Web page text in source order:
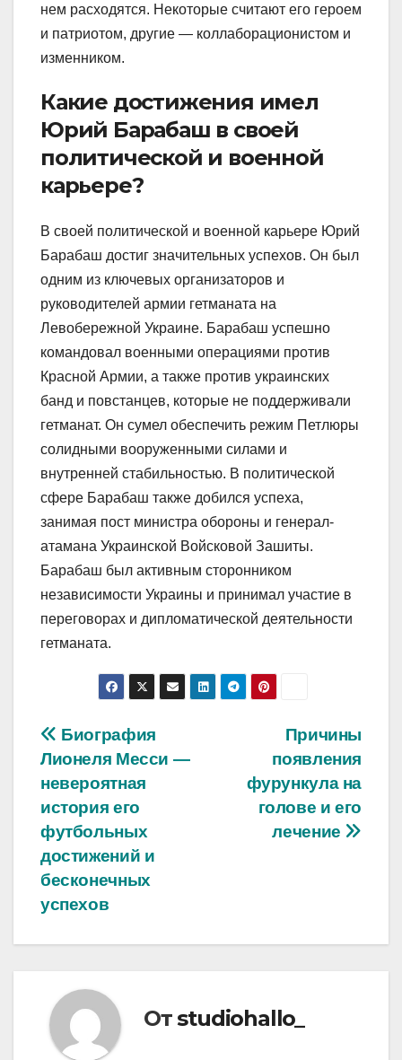
нем расходятся. Некоторые считают его героем
и патриотом, другие — коллаборационистом и
изменником.
Какие достижения имел
Юрий Барабаш в своей
политической и военной
карьере?
В своей политической и военной карьере Юрий
Барабаш достиг значительных успехов. Он был
одним из ключевых организаторов и
руководителей армии гетманата на
Левобережной Украине. Барабаш успешно
командовал военными операциями против
Красной Армии, а также против украинских
банд и повстанцев, которые не поддерживали
гетманат. Он сумел обеспечить режим Петлюры
солидными вооруженными силами и
внутренней стабильностью. В политической
сфере Барабаш также добился успеха,
занимая пост министра обороны и генерал-
атамана Украинской Войсковой Зашиты.
Барабаш был активным сторонником
независимости Украины и принимал участие в
переговорах и дипломатической деятельности
гетманата.
Навигация
по
записям
Причины
появления
фурункула на
голове и его
лечение
Биография
Лионеля Месси —
невероятная
история его
футбольных
достижений и
бесконечных
успехов
Отstudiohallo_